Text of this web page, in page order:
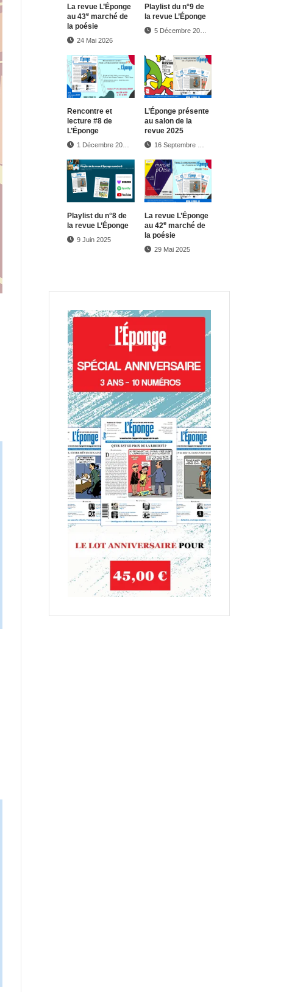
La revue L’Éponge
au 43e marché de
la poésie
24 Mai 2026
Play­list du n°9 de
la revue L’Éponge
5 Décembre 2025
Rencontre et
lecture #8 de
L’Éponge
1 Décembre 2025
L’Éponge présente
au salon de la
revue 2025
16 Septembre 2025
Play­list du n°8 de
la revue L’Éponge
9 Juin 2025
La revue L’Éponge
au 42emarché de
la poésie
29 Mai 2025